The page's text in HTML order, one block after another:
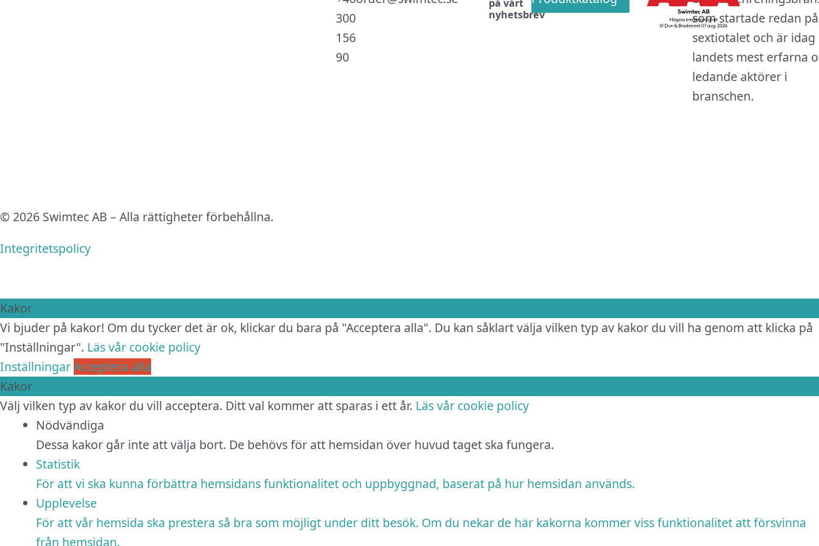
som startade redan på
sextiotalet och är idag
landets mest erfarna
ledande aktörer i
branschen.
300
156
90
på vårt
nyhetsbrev
© 2026 Swimtec AB – Alla rättigheter förbehållna.
Integritetspolicy
Kakor
Vi bjuder på kakor! Om du tycker det är ok, klickar du bara på "Acceptera alla". Du kan såklart välja vilken typ av kakor du vill ha genom att klicka på
"Inställningar". Läs vår cookie policy
InställningarAcceptera alla
Kakor
Välj vilken typ av kakor du vill acceptera. Ditt val kommer att sparas i ett år. Läs vår cookie policy
Nödvändiga
Dessa kakor går inte att välja bort. De behövs för att hemsidan över huvud taget ska fungera.
Statistik
För att vi ska kunna förbättra hemsidans funktionalitet och uppbyggnad, baserat på hur hemsidan används.
Upplevelse
För att vår hemsida ska prestera så bra som möjligt under ditt besök. Om du nekar de här kakorna kommer viss funktionalitet att försvinna
från hemsidan.